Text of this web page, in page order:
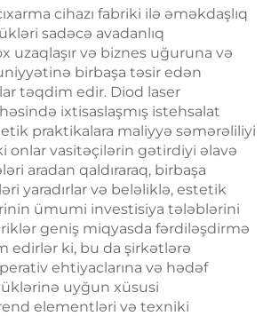
və
Davamlı, Təmasdan
Azad Kliniki İstifadə
üçün
cihazı fabriki ilə əməkdaşlıq
sadəcə avadanlıq
uzaqlaşır və biznes uğuruna və
birbaşa təsir edən
təqdim edir. Diod laser
ixtisaslaşmış istehsalat
praktikalara maliyyə səmərəliliyi
onlar vasitəçilərin gətirdiyi əlavə
aradan qaldıraraq, birbaşa
yaradırlar və beləliklə, estetik
ümumi investisiya tələblərini
geniş miqyasda fərdiləşdirmə
edirlər ki, bu da şirkətlərə
ehtiyaclarına və hədəf
uyğun xüsusi
elementləri və texniki